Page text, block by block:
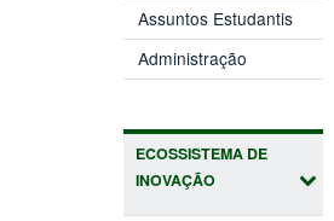
nova
janela)
Assuntos Estudantis(abre
em
janela)
Administração
em
ECOSSISTEMA DE
INOVAÇÃO